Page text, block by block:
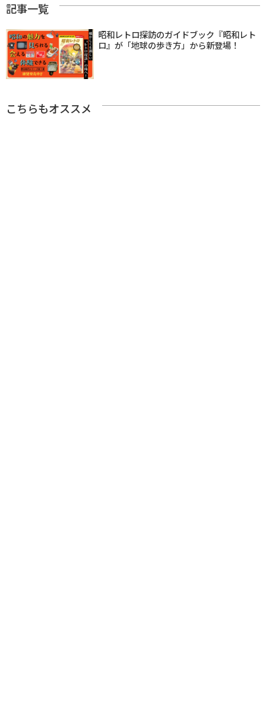
記事一覧
昭和レトロ探訪のガイドブック『昭和レト
ロ』が「地球の歩き方」から新登場！
こちらもオススメ